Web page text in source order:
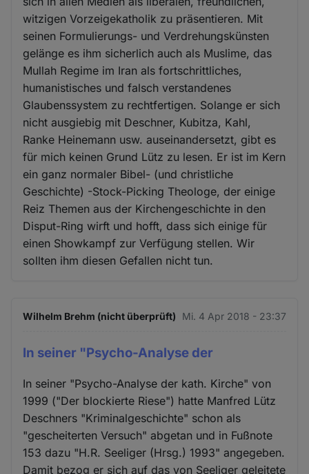
witzigen Vorzeigekatholik zu präsentieren. Mit
seinen Formulierungs- und Verdrehungskünsten
gelänge es ihm sicherlich auch als Muslime, das
Mullah Regime im Iran als fortschrittliches,
humanistisches und falsch verstandenes
Glaubenssystem zu rechtfertigen. Solange er sich
nicht ausgiebig mit Deschner, Kubitza, Kahl,
Ranke Heinemann usw. auseinandersetzt, gibt es
für mich keinen Grund Lütz zu lesen. Er ist im Kern
ein ganz normaler Bibel- (und christliche
Geschichte) -Stock-Picking Theologe, der einige
Reiz Themen aus der Kirchengeschichte in den
Disput-Ring wirft und hofft, dass sich einige für
einen Showkampf zur Verfügung stellen. Wir
sollten ihm diesen Gefallen nicht tun.
Wilhelm Brehm (nicht überprüft) Mi. 4 Apr 2018 - 23:37
In seiner "Psycho-Analyse der
In seiner "Psycho-Analyse der kath. Kirche" von
1999 ("Der blockierte Riese") hatte Manfred Lütz
Deschners "Kriminalgeschichte" schon als
"gescheiterten Versuch" abgetan und in Fußnote
153 dazu "H.R. Seeliger (Hrsg.) 1993" angegeben.
Damit bezog er sich auf das von Seeliger geleitete